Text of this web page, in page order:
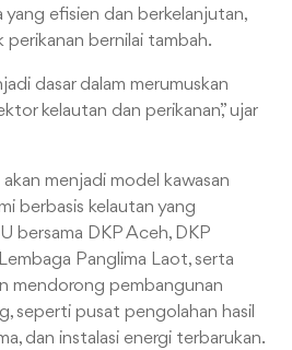
efisien dan berkelanjutan,
bernilai tambah.
dasar dalam merumuskan
kelautan dan perikanan,” ujar
menjadi model kawasan
berbasis kelautan yang
bersama DKP Aceh, DKP
Panglima Laot, serta
mendorong pembangunan
seperti pusat pengolahan hasil
dan instalasi energi terbarukan.